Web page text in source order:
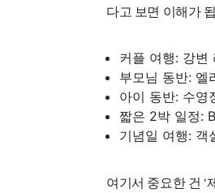
다고 보면 이해가
커플 여행: 강변
부모님 동반: 엘
아이 동반: 수영
짧은 2박 일정:
기념일 여행: 객
여기서 중요한 건 ‘